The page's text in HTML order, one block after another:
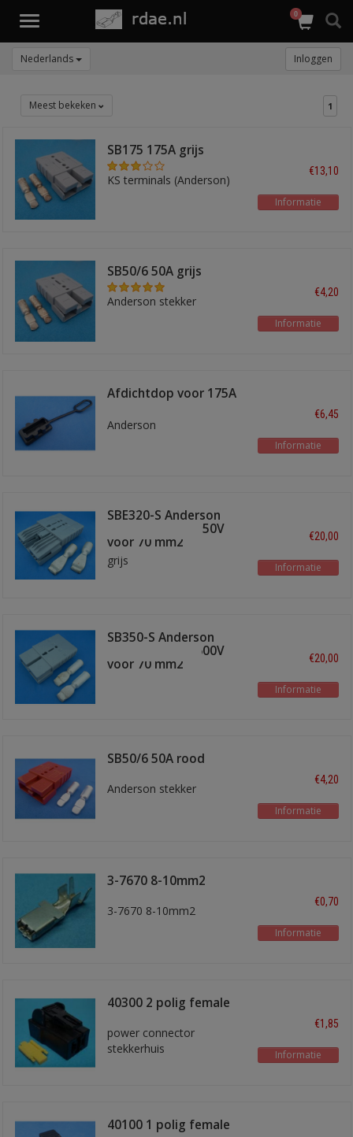
Toggle
0
Nederlands Inloggen
Meest bekeken 1
SB175 175A grijs
KS terminals (Anderson)
€13,10
Informatie
SB50/6 50A grijs
Anderson stekker
€4,20
Informatie
Afdichtdop voor 175A
Anderson
€6,45
Informatie
SBE320-S Anderson
stekker 320A - 150V
voor 70 mm2
grijs
€20,00
Informatie
SB350-S Anderson
stekker 350A - 600V
voor 70 mm2
€20,00
Informatie
SB50/6 50A rood
Anderson stekker
€4,20
Informatie
3-7670 8-10mm2
3-7670 8-10mm2
€0,70
Informatie
40300 2 polig female
power connector
stekkerhuis
€1,85
Informatie
40100 1 polig female